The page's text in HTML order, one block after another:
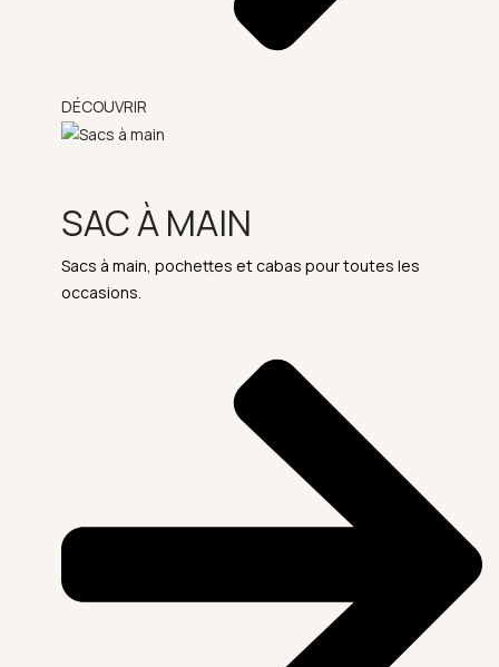
DÉCOUVRIR
SAC À MAIN
Sacs à main, pochettes et cabas pour toutes les
occasions.